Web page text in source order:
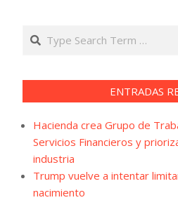
Search
ENTRADAS
Hacienda crea Grupo de
Servicios Financieros y
industria
Trump vuelve a intentar
nacimiento